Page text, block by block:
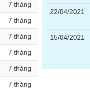
7 tháng
7 tháng
7 tháng
7 tháng
7 tháng
7 tháng
22/04/2021
15/04/2021